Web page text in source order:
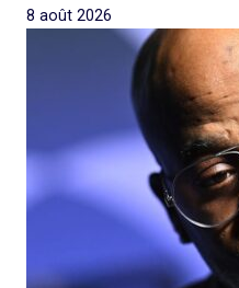
8 août 2026